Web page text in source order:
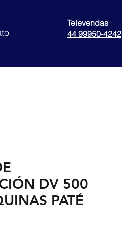
Televendas
44 99950-4242
DV 500
PATÉ